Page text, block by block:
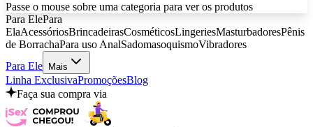
Passe o mouse sobre uma categoria para ver os produtos
Para ElePara
ElaAcessóriosBrincadeirasCosméticosLingeriesMasturbadoresPênis
de BorrachaPara uso AnalSadomasoquismoVibradores
Para Ele
Mais
Linha ExclusivaPromoçõesBlog
Faça sua compra via